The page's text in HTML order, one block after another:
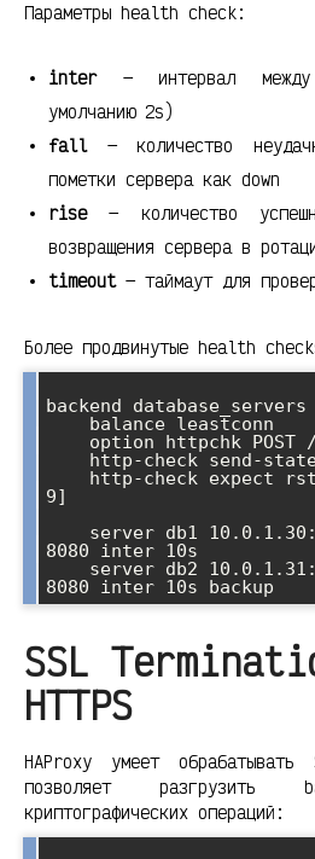
Параметры health check:
inter— интервал между
умолчанию 2s)
fall— количество
пометки сервера как down
rise— количество
возвращения сервера в
timeout— таймаут для
Более продвинутые health
backend database_servers
9]
8080 inter 10s
SSL
HTTPS
HAProxy умеет
позволяет разгрузить
криптографических операций: